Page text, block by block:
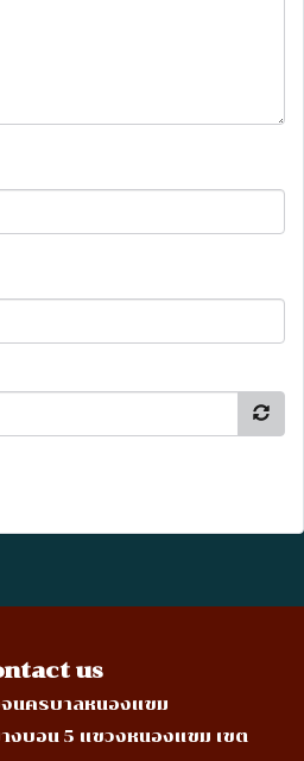
us
นครบาลหนองแขม
งบอน 5 แขวงหนองแขม เขต